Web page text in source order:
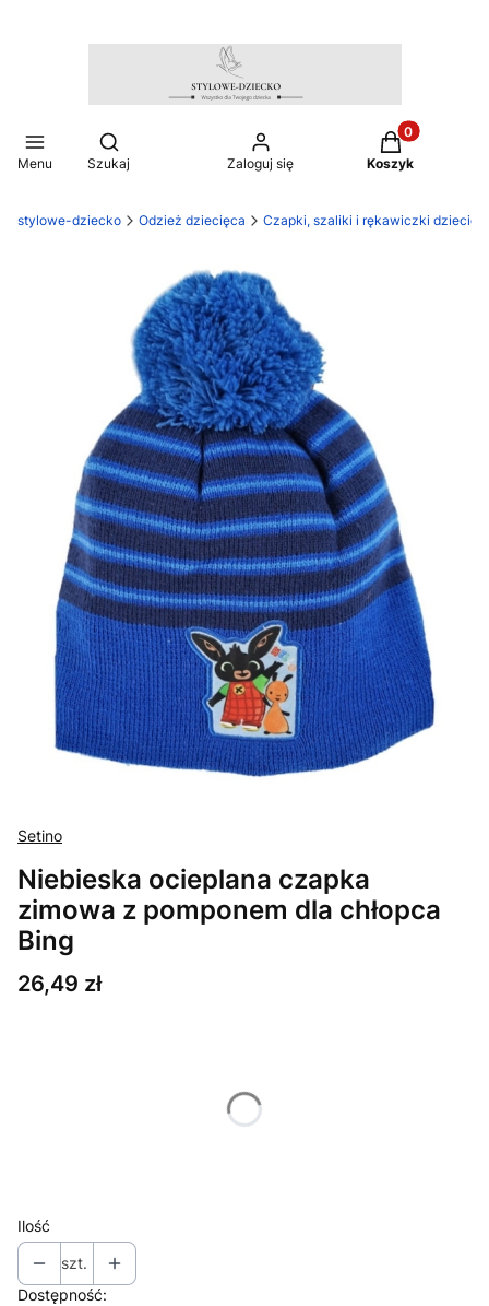
Menu
Otwórz wyszukiwarkę
Szukaj Zaloguj się
Produkty w
Koszyk
stylowe-dziecko Odzież dziecięca Czapki, szaliki i rękawiczki
Setino
Niebieska ocieplana czapka
zimowa z pomponem dla chłopca
Bing
Cena
26,49 zł
Ilość
szt.
Dostępność: